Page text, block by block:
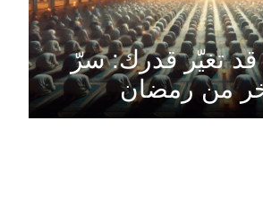
قد تغيّر قدرك: سرّ
من رمضان